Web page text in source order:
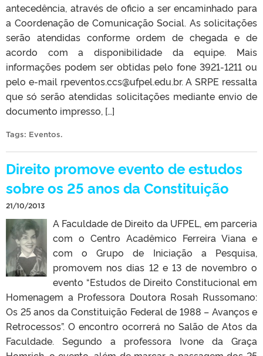
antecedência, através de oficio a ser encaminhado para
a Coordenação de Comunicação Social. As solicitações
serão atendidas conforme ordem de chegada e de
acordo com a disponibilidade da equipe. Mais
informações podem ser obtidas pelo fone 3921-1211 ou
pelo e-mail rpeventos.ccs@ufpel.edu.br. A SRPE ressalta
que só serão atendidas solicitações mediante envio de
documento impresso, […]
Tags: Eventos.
Direito promove evento de estudos
sobre os 25 anos da Constituição
21/10/2013
A Faculdade de Direito da UFPEL, em parceria
com o Centro Acadêmico Ferreira Viana e
com o Grupo de Iniciação a Pesquisa,
promovem nos dias 12 e 13 de novembro o
evento “Estudos de Direito Constitucional em
Homenagem a Professora Doutora Rosah Russomano:
Os 25 anos da Constituição Federal de 1988 – Avanços e
Retrocessos”. O encontro ocorrerá no Salão de Atos da
Faculdade. Segundo a professora Ivone da Graça